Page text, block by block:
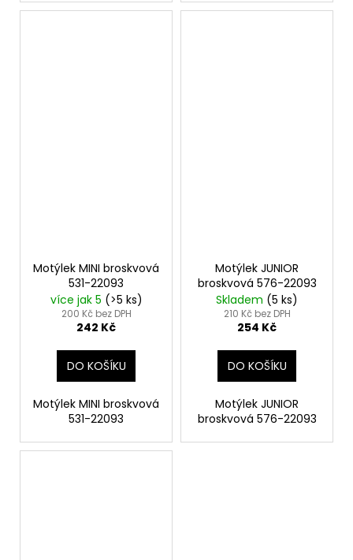
Motýlek MINI broskvová
531-22093
více jak 5 (>5 ks)
200 Kč bez DPH
242 Kč
DO KOŠÍKU
Motýlek MINI broskvová
531-22093
Motýlek JUNIOR
broskvová 576-22093
Skladem (5 ks)
210 Kč bez DPH
254 Kč
DO KOŠÍKU
Motýlek JUNIOR
broskvová 576-22093